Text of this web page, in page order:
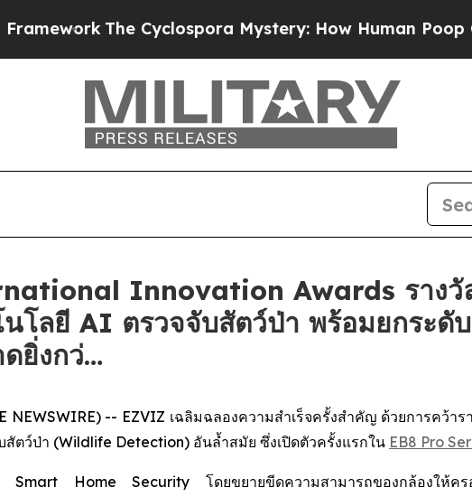
The Cyclospora Mystery: How Human Poop Got on
Innovation Awards รางวั
โลยี AI ตรวจจับสัตว์ป่า พร้อมยกระดั
ยิ่งกว่…
NEWSWIRE) -- EZVIZ เฉลิมฉลองความสำเร็จครั้งสำคัญ ด้วยการคว้
ตว์ป่า (Wildlife Detection) อันล้ำสมัย ซึ่งเปิดตัวครั้งแรกใน EB8 Pro
Smart Home Security โดยขยายขีดความสามารถของกล้องให้ค